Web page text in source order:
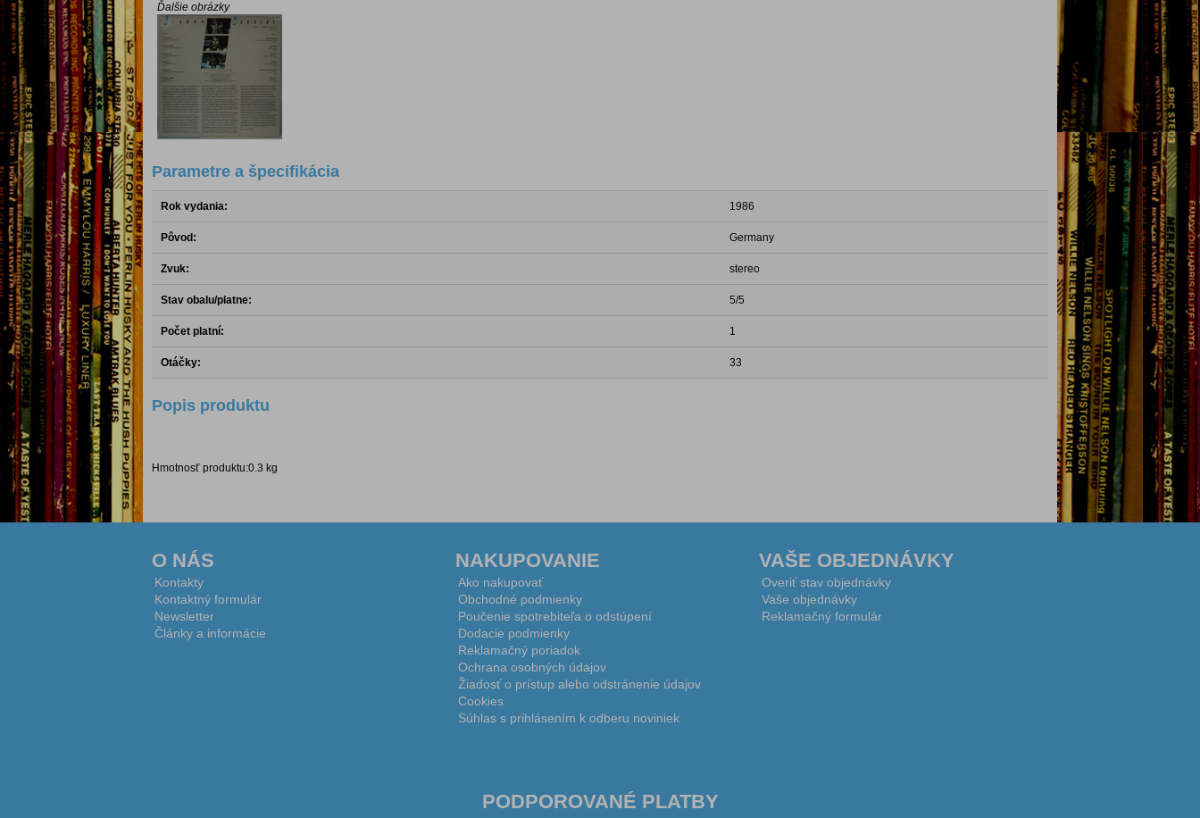
Ďalšie obrázky
Parametre a špecifikácia
Rok vydania: 1986
Pôvod: Germany
Zvuk: stereo
Stav obalu/platne: 5/5
Počet platní: 1
Otáčky: 33
Popis produktu
Hmotnosť produktu:0.3 kg
O NÁS
Kontakty
Kontaktný formulár
Newsletter
Články a informácie
NAKUPOVANIE
Ako nakupovať
Obchodné podmienky
Poučenie spotrebiteľa o odstúpení
Dodacie podmienky
Reklamačný poriadok
Ochrana osobných údajov
Žiadosť o prístup alebo odstránenie údajov
Cookies
Súhlas s prihlásením k odberu noviniek
VAŠE OBJEDNÁVKY
Overiť stav objednávky
Vaše objednávky
Reklamačný formulár
PODPOROVANÉ PLATBY